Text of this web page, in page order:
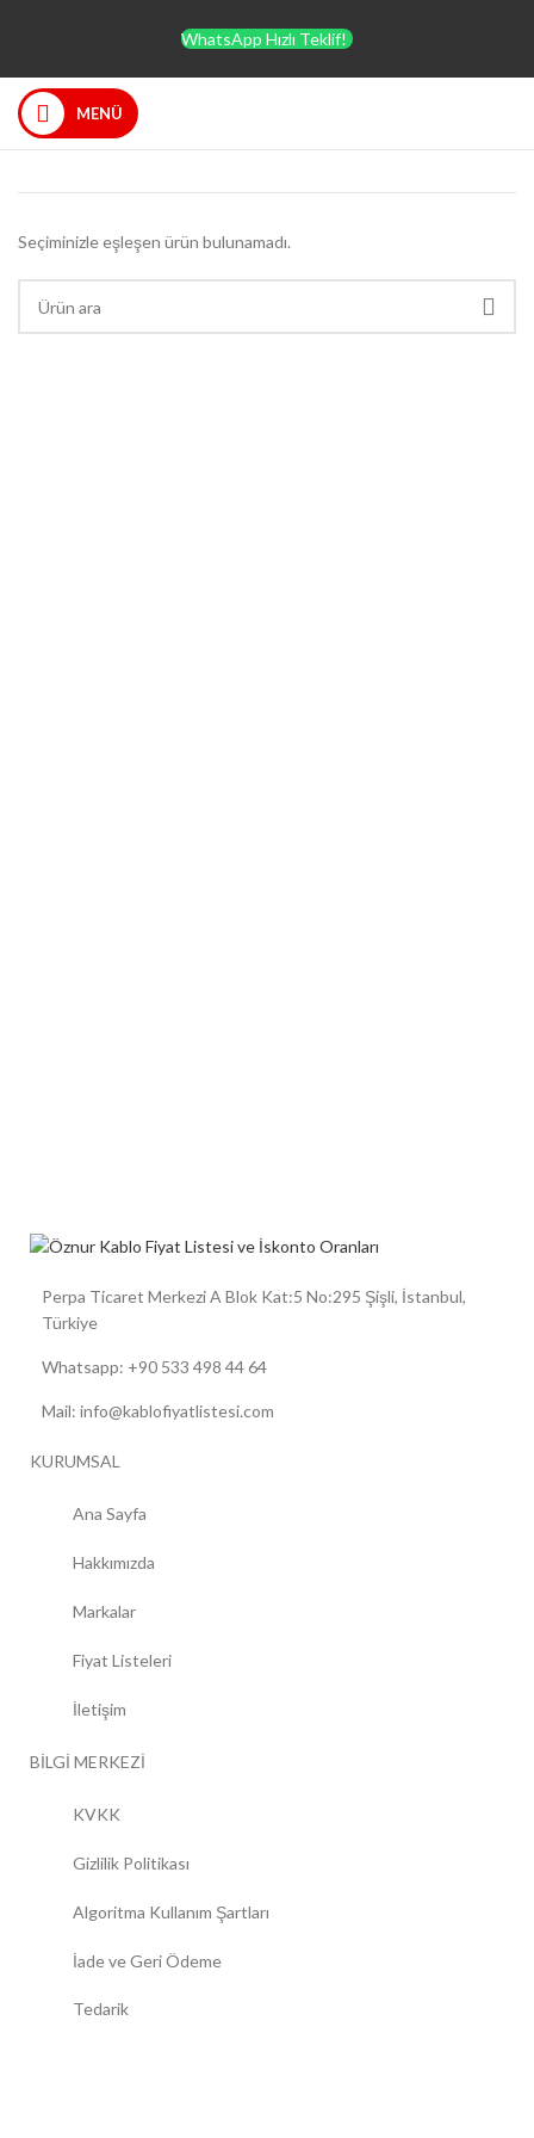
WhatsApp Hızlı Teklif!
MENÜ
Seçiminizle eşleşen ürün bulunamadı.
Perpa Ticaret Merkezi A Blok Kat:5 No:295 Şişli, İstanbul,
Türkiye
Whatsapp: +90 533 498 44 64
Mail: info@kablofiyatlistesi.com
KURUMSAL
Ana Sayfa
Hakkımızda
Markalar
Fiyat Listeleri
İletişim
BİLGİ MERKEZİ
KVKK
Gizlilik Politikası
Algoritma Kullanım Şartları
İade ve Geri Ödeme
Tedarik